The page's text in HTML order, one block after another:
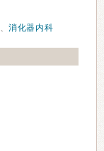
、消化器内科